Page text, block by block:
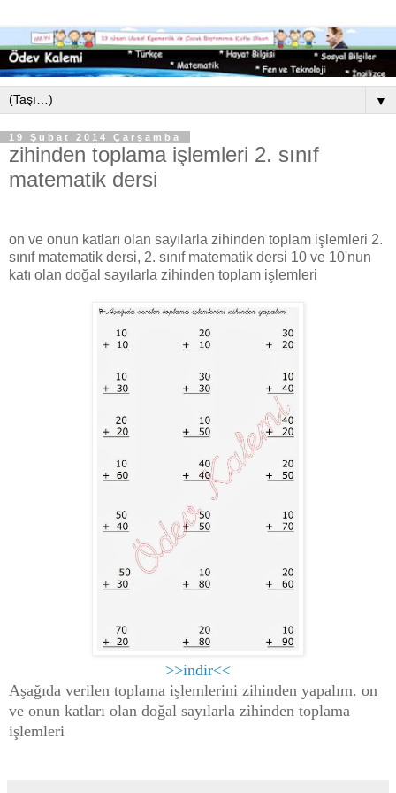
▼
19 Şubat 2014 Çarşamba
zihinden toplama işlemleri 2. sınıf
matematik dersi
on ve onun katları olan sayılarla zihinden toplam işlemleri 2.
sınıf matematik dersi, 2. sınıf matematik dersi 10 ve 10'nun
katı olan doğal sayılarla zihinden toplam işlemleri
>>indir<<
Aşağıda verilen toplama işlemlerini zihinden yapalım. on
ve onun katları olan doğal sayılarla zihinden toplama
işlemleri